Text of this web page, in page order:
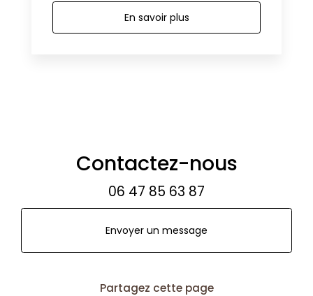
En savoir plus
Contactez-nous
06 47 85 63 87
Envoyer un message
Partagez cette page